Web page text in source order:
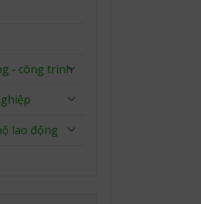
- công trình
lao động